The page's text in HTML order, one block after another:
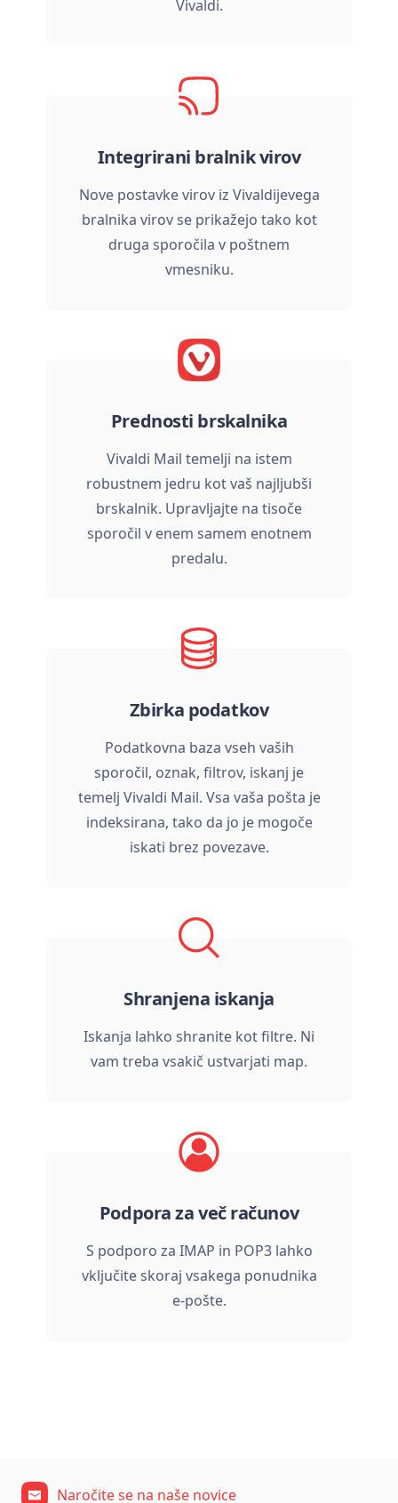
Vivaldi.
Integrirani bralnik virov
Nove postavke virov iz Vivaldijevega
bralnika virov se prikažejo tako kot
druga sporočila v poštnem
vmesniku.
Prednosti brskalnika
Vivaldi Mail temelji na istem
robustnem jedru kot vaš najljubši
brskalnik. Upravljajte na tisoče
sporočil v enem samem enotnem
predalu.
Zbirka podatkov
Podatkovna baza vseh vaših
sporočil, oznak, filtrov, iskanj je
temelj Vivaldi Mail. Vsa vaša pošta je
indeksirana, tako da jo je mogoče
iskati brez povezave.
Shranjena iskanja
Iskanja lahko shranite kot filtre. Ni
vam treba vsakič ustvarjati map.
Podpora za več računov
S podporo za IMAP in POP3 lahko
vključite skoraj vsakega ponudnika
e-pošte.
Naročite se na naše novice